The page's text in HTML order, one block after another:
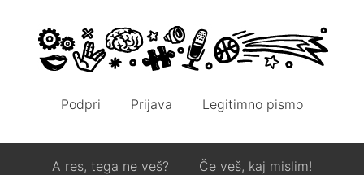
Podpri Prijava Legitimno pismo
A res, tega ne veš? Če veš, kaj mislim!